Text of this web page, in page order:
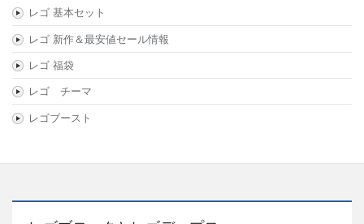
レゴ 基本セット
レゴ 新作＆最安値セール情報
レゴ 福袋
レゴ チーマ
レゴブースト